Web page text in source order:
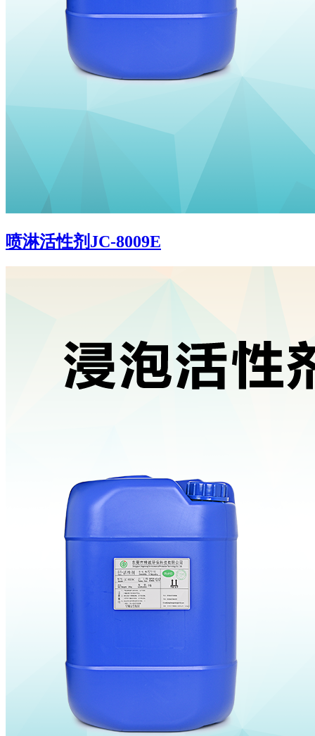
喷淋活性剂JC-8009E